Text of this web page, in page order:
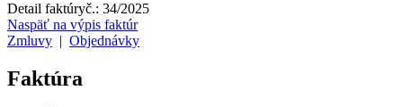
Detail faktúryč.: 34/2025
Naspäť na výpis faktúr
Zmluvy | Objednávky
Faktúra